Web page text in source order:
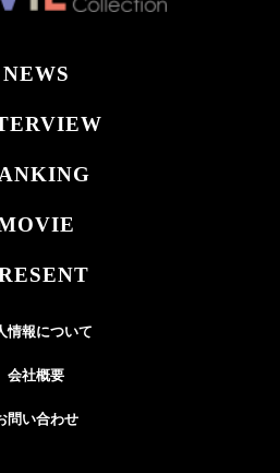
NEWS
情報について
会社概要
問い合わせ